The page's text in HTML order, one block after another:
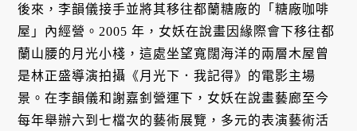
後來，李韻儀接手並將其移往都蘭糖廠的「糖廠咖啡
屋」內經營。2005 年，女妖在說畫因緣際會下移往都
蘭山腰的月光小棧，這處坐望寬闊海洋的兩層木屋曾
是林正盛導演拍攝《月光下．我記得》的電影主場
景。在李韻儀和謝嘉釗營運下，女妖在說畫藝廊至今
每年舉辦六到七檔次的藝術展覽，多元的表演藝術活